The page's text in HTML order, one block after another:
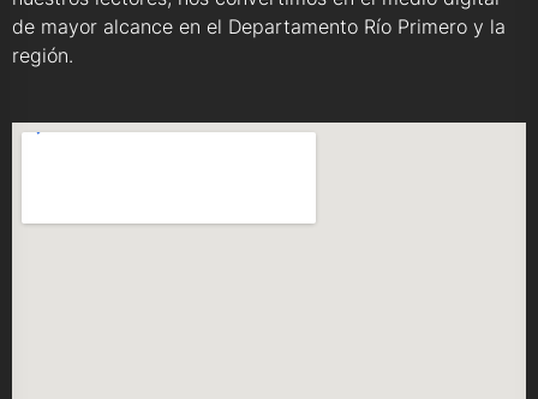
de mayor alcance en el Departamento Río Primero y la
región.